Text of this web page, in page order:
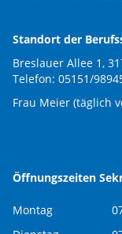
Standort der
Breslauer Allee 1,
Telefon: 05151/
Frau Meier (täglich
Öffnungszeiten
Montag